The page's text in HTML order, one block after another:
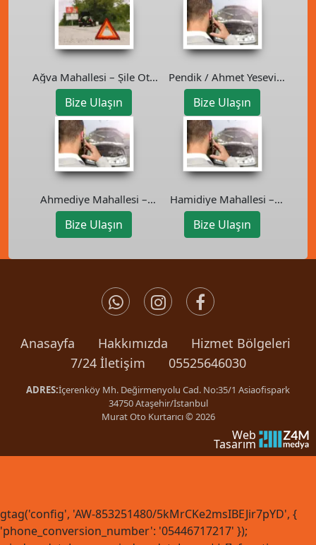
Ağva Mahallesi – Şile Oto
Kurtarıcı
Bize Ulaşın
Pendik / Ahmet Yesevi
Mahallesi Oto Kurtarıcı /
Çekici
Bize Ulaşın
Ahmediye Mahallesi –
Üsküdar Oto Kurtarıcı
Bize Ulaşın
Hamidiye Mahallesi –
Çekmeköy Oto Kurtarıcı
Bize Ulaşın
Anasayfa Hakkımızda
Hizmet Bölgeleri
7/24 İletişim
05525646030
ADRES:İçerenköy Mh. Değirmenyolu Cad. No:35/1 Asiaofispark
34750 Ataşehir/İstanbul
Murat Oto Kurtarıcı © 2026
Web
Tasarım
gtag('config', 'AW-853251480/5kMrCKe2msIBEJir7pYD', {
'phone_conversion_number': '05446717217' });